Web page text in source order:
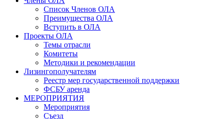
Список Членов ОЛА
Преимущества ОЛА
Вступить в ОЛА
Проекты ОЛА
Темы отрасли
Комитеты
Методики и рекомендации
Лизингополучателям
Реестр мер государственной поддержки
ФСБУ аренда
МЕРОПРИЯТИЯ
Мероприятия
Съезд